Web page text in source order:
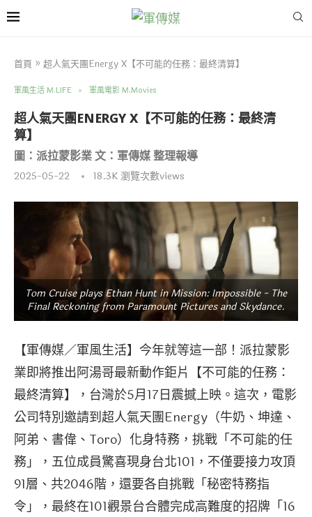
首頁 » 超人氣天團Energy X【不可能的任務：最終清算】
軍風生活 M.LIFE 軍風電影 M.Movies
超人氣天團ENERGY X【不可能的任務：最終清
算】
圖：派拉蒙影業 文：軍傳媒 整理報導
2025-05-22 18.3K瀏覽次數views
Tom Cruise plays Ethan Hunt in Mission: Impossible - The
Final Reckoning from Paramount Pictures and Skydance.
【軍傳媒／軍風生活】今年就等這一部！派拉蒙影
業即將推出阿湯哥最新動作鉅片【不可能的任務：
最終清算】，台灣於5月17日震撼上映。這次，電影
公司特別邀請到超人氣天團Energy（牛奶、坤達、
阿弟、書偉、Toro）化身特務，挑戰「不可能的任
務」，五位成員驚喜現身台北101，不僅要接力攻頂
91層、共2046階，還要各自挑戰「秘密特務指
令」，最終在101觀景台合體完成高難度的招牌「16